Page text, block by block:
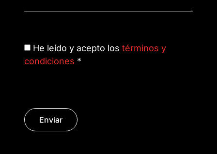
He leído y acepto los términos y
condiciones *
Enviar